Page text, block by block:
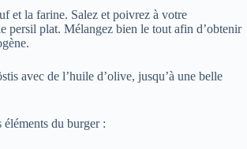
et la farine. Salez et poivrez à votre
persil plat. Mélangez bien le tout afin d’obtenir
avec de l’huile d’olive, jusqu’à une belle
du burger :